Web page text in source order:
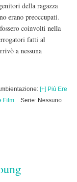
della ragazza
erano preoccupati.
coinvolti nella
fatti al
a nessuna
[+] Più Ere
Film
Serie: Nessuno